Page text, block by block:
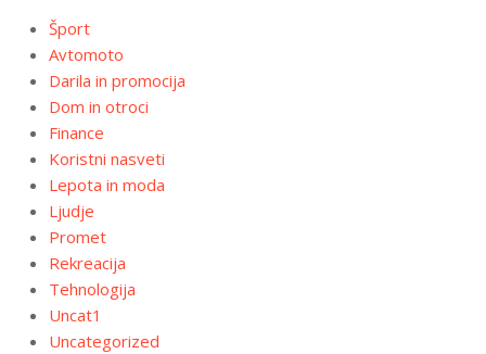
Šport
Avtomoto
Darila in promocija
Dom in otroci
Finance
Koristni nasveti
Lepota in moda
Ljudje
Promet
Rekreacija
Tehnologija
Uncat1
Uncategorized